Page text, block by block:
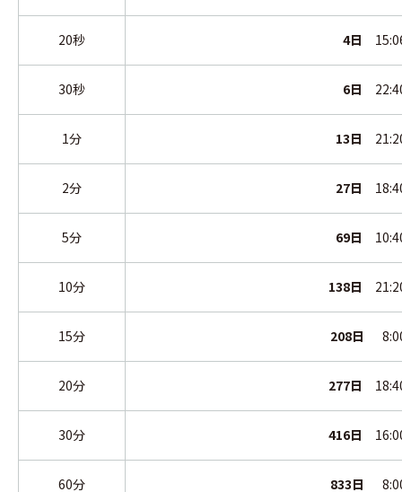
20秒 4日
30秒 6日
1分 13日
2分 27日
5分 69日
10分 138日
15分 208日
20分 277日
30分 416日
60分 833日